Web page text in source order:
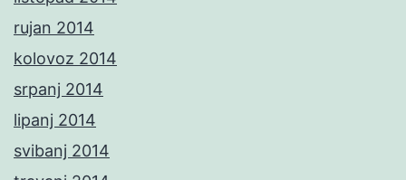
rujan 2014
kolovoz 2014
srpanj 2014
lipanj 2014
svibanj 2014